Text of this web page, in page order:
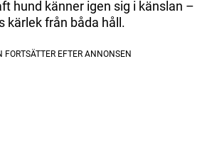
hund känner igen sig i känslan –
kärlek från båda håll.